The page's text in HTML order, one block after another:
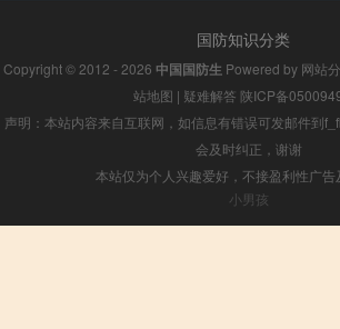
国防知识分类
Copyright © 2012 - 2026 中国国防生 Powered by 网站
站地图 | 疑难解答 陕ICP备
声明：本站内容来自互联网，如信息有错误可发邮件到
会及时纠正，谢谢
本站仅为个人兴趣爱好，不接盈利性广告
小男孩